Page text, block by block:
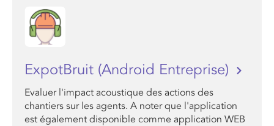
ExpotBruit (Android Entreprise)
Evaluer l'impact acoustique des actions des
chantiers sur les agents. A noter que l'application
est également disponible comme application WEB